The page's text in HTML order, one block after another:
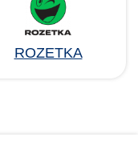
ROZETKA